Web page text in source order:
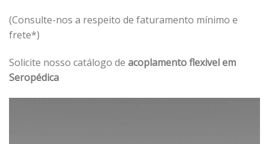
(Consulte-nos a respeito de faturamento mínimo e
frete*)
Solicite nosso catálogo de acoplamento flexivel em
Seropédica